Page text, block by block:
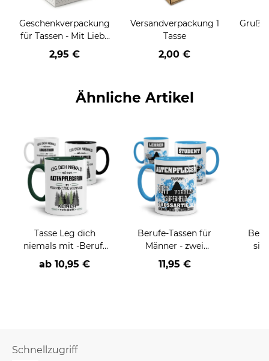
Geschenkverpackung
für Tassen - Mit Liebe
geschenkt
2,95 €
Versandverpackung 1
Tasse
2,00 €
Ähnliche Artikel
Tasse Leg dich
niemals mit -Beruf-
an
ab 10,95 €
Berufe-Tassen für
Männer - zwei
Farbvarianten
11,95 €
Schnellzugriff